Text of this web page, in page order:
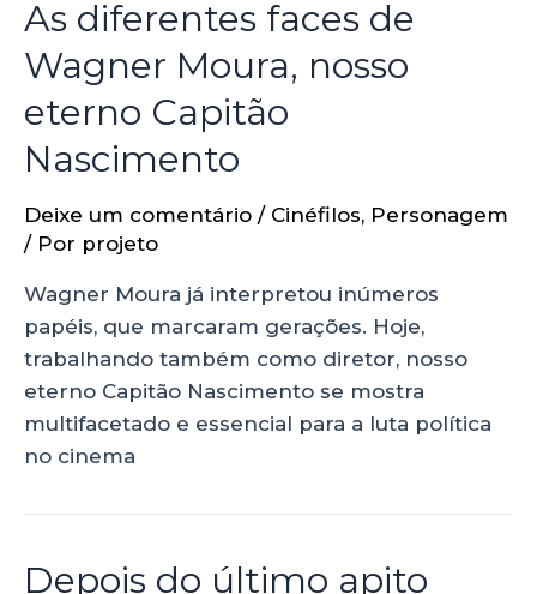
As diferentes faces de
Wagner Moura, nosso
eterno Capitão
Nascimento
Deixe um comentário / Cinéfilos, Personagem
/ Por projeto
Wagner Moura já interpretou inúmeros
papéis, que marcaram gerações. Hoje,
trabalhando também como diretor, nosso
eterno Capitão Nascimento se mostra
multifacetado e essencial para a luta política
no cinema
Depois do último apito